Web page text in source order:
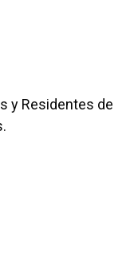
y Residentes de